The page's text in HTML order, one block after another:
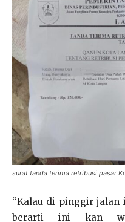
surat tanda terima retribusi pasar
“Kalau di pinggir jalan
berarti ini kan